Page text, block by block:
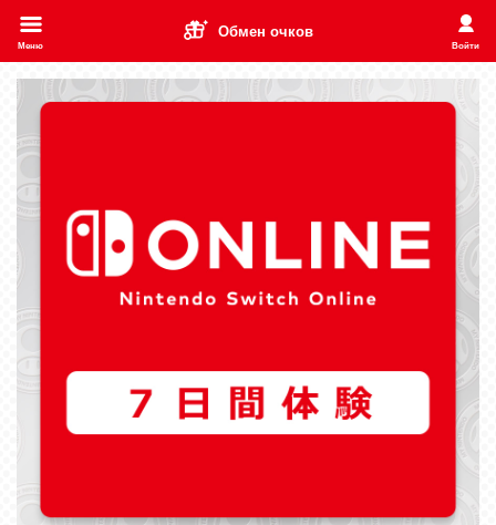
Обмен очков
Меню Войти